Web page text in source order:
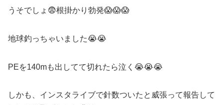
うそでしょ😨根掛かり勃発😱😱😱
地球釣っちゃいました😭😭
PEを140mも出してて切れたら泣く😭😭😭
しかも、インスタライブで針数ついたと威張って報告して